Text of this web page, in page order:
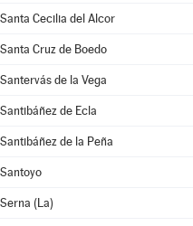
Santa Cecilia del Alcor
Santa Cruz de Boedo
Santervás de la Vega
Santibáñez de Ecla
Santibáñez de la Peña
Santoyo
Serna (La)